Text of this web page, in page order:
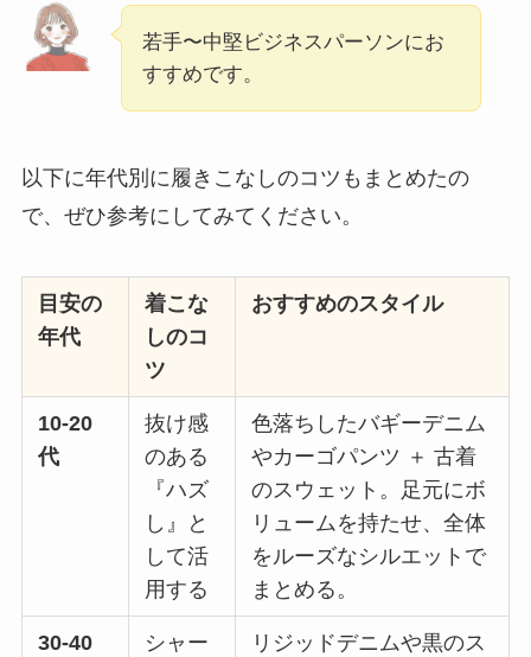
若手〜中堅ビジネスパーソンにお
すすめです。
以下に年代別に履きこなしのコツもまとめたの
で、ぜひ参考にしてみてください。
目安の
年代
着こな
しのコ
ツ
おすすめのスタイル
10-20
代
抜け感
のある
『ハズ
し』と
して活
用する
色落ちしたバギーデニム
やカーゴパンツ ＋ 古着
のスウェット。足元にボ
リュームを持たせ、全体
をルーズなシルエットで
まとめる。
30-40
シャー
リジッドデニムや黒のス